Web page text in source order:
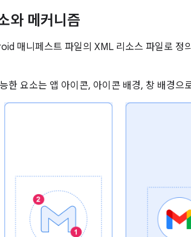
와 메커니즘
매니페스트 파일의 XML 리소스 파일로 정
한 요소는 앱 아이콘, 아이콘 배경, 창 배경으